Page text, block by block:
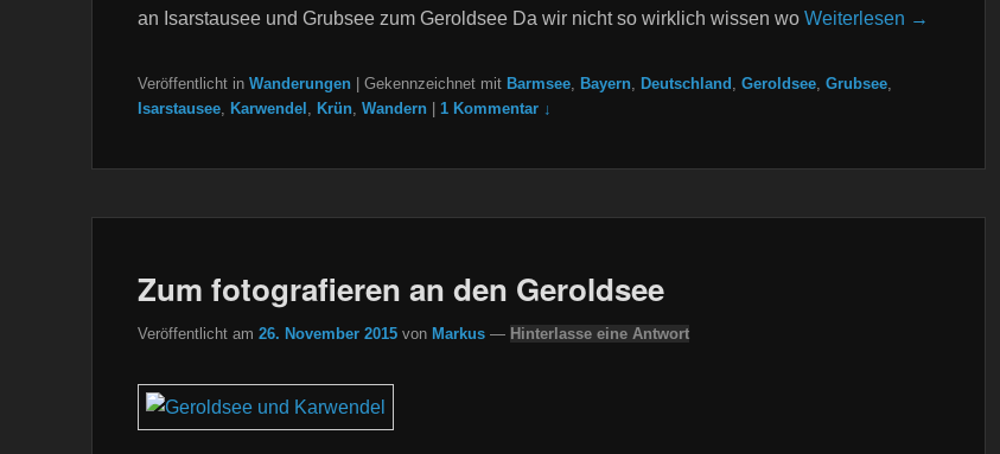
an Isarstausee und Grubsee zum Geroldsee Da wir nicht so wirklich wissen wo Weiterlesen →
Veröffentlicht in Wanderungen Gekennzeichnet mit Barmsee Bayern Deutschland Geroldsee Grubsee
Isarstausee
Karwendel Krün Wandern 1 Kommentar ↓
Zum fotografieren an den Geroldsee
Veröffentlicht am 26. November 2015 von Markus — Hinterlasse eine Antwort